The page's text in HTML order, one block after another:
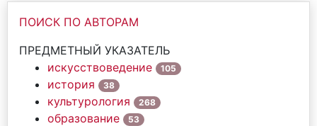
ПОИСК ПО АВТОРАМ
ПРЕДМЕТНЫЙ УКАЗАТЕЛЬ
искусствоведение
105
история 38
культурология 268
образование 53